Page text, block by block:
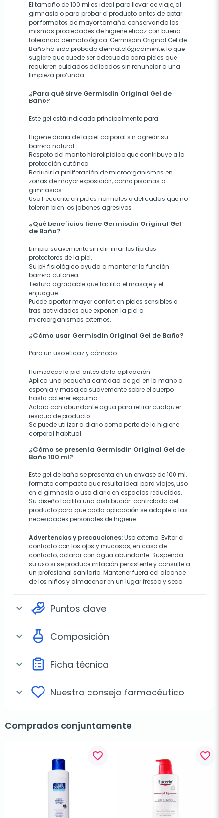
El tamaño de 100 ml es ideal para llevar de viaje, al
gimnasio o para probar el producto antes de optar
por formatos de mayor tamaño, conservando las
mismas propiedades de higiene eficaz con buena
tolerancia dermatológica. Germisdin Original Gel de
Baño ha sido probado dermatológicamente, lo que
sugiere que puede ser adecuado para pieles que
requieren cuidados delicados sin renunciar a una
limpieza profunda.
¿Para qué sirve Germisdin Original Gel de
Baño?
Este gel está indicado principalmente para:
Higiene diaria de la piel corporal sin agredir su
barrera natural.
Respeto del manto hidrolipídico que contribuye a la
protección cutánea.
Reducir la proliferación de microorganismos en
zonas de mayor exposición, como piscinas o
gimnasios.
Uso frecuente en pieles normales o delicadas que no
toleran bien los jabones agresivos.
¿Qué beneficios tiene Germisdin Original Gel
de Baño?
Limpia suavemente sin eliminar los lípidos
protectores de la piel.
Su pH fisiológico ayuda a mantener la función
barrera cutánea.
Textura agradable que facilita el masaje y el
enjuague.
Puede aportar mayor confort en pieles sensibles o
tras actividades que exponen la piel a
microorganismos externos.
¿Cómo usar Germisdin Original Gel de Baño?
Para un uso eficaz y cómodo:
Humedece la piel antes de la aplicación.
Aplica una pequeña cantidad de gel en la mano o
esponja y masajea suavemente sobre el cuerpo
hasta obtener espuma.
Aclara con abundante agua para retirar cualquier
residuo de producto.
Se puede utilizar a diario como parte de la higiene
corporal habitual.
¿Cómo se presenta Germisdin Original Gel de
Baño 100 ml?
Este gel de baño se presenta en un envase de 100 ml,
formato compacto que resulta ideal para viajes, uso
en el gimnasio o uso diario en espacios reducidos.
Su diseño facilita una distribución controlada del
producto para que cada aplicación se adapte a las
necesidades personales de higiene.
Advertencias y precauciones:Uso externo. Evitar el
contacto con los ojos y mucosas; en caso de
contacto, aclarar con agua abundante. Suspenda
su uso si se produce irritación persistente y consulte a
un profesional sanitario. Mantener fuera del alcance
de los niños y almacenar en un lugar fresco y seco.
expand_more Puntos clave
expand_more Composición
expand_more Ficha técnica
expand_more Nuestro consejo farmacéutico
Comprados conjuntamente
favorite_border favorite_border